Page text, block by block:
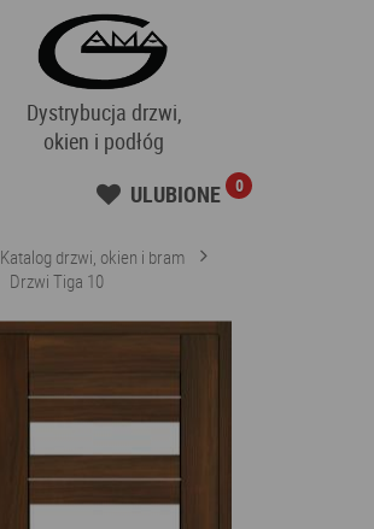
Dystrybucja drzwi,
okien i podłóg
ULUBIONE 0
Katalog drzwi, okien i bram
Drzwi Tiga 10